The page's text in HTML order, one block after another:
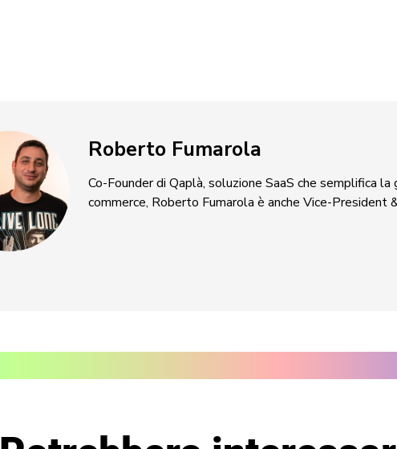
Roberto Fumarola
Co-Founder di Qaplà, soluzione SaaS che semplifica
commerce, Roberto Fumarola è anche Vice-President